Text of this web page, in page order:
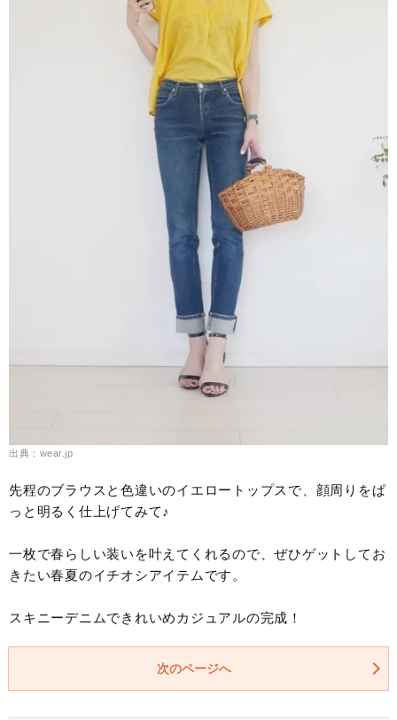
出典：wear.jp
先程のブラウスと色違いのイエロートップスで、顔周りをぱ
っと明るく仕上げてみて♪
一枚で春らしい装いを叶えてくれるので、ぜひゲットしてお
きたい春夏のイチオシアイテムです。
スキニーデニムできれいめカジュアルの完成！
次のページへ